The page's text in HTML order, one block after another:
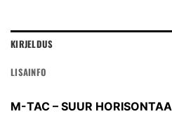
KIRJELDUS
LISAINFO
M-TAC – SUUR